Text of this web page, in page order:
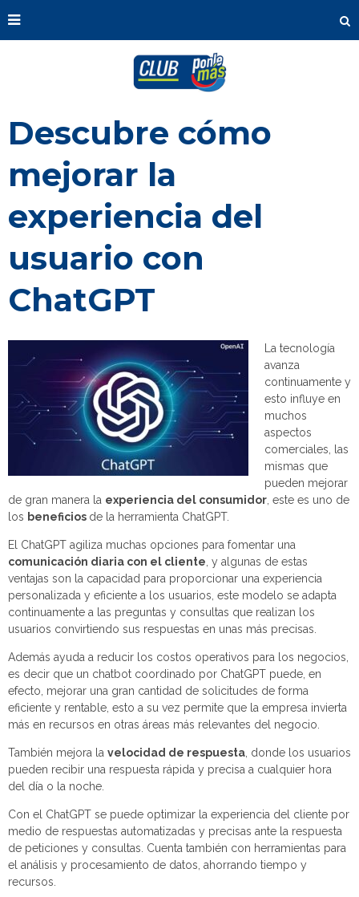
Descubre cómo
mejorar la
experiencia del
usuario con
ChatGPT
La tecnología
avanza
continuamente y
esto influye en
muchos
aspectos
comerciales, las
mismas que
pueden mejorar
de gran manera la experiencia del consumidor , este es uno de
los beneficios de la herramienta ChatGPT.
El ChatGPT agiliza muchas opciones para fomentar una
comunicación diaria con el cliente , y algunas de estas
ventajas son la capacidad para proporcionar una experiencia
personalizada y eficiente a los usuarios, este modelo se adapta
continuamente a las preguntas y consultas que realizan los
usuarios convirtiendo sus respuestas en unas más precisas.
Además ayuda a reducir los costos operativos para los negocios,
es decir que un chatbot coordinado por ChatGPT puede, en
efecto, mejorar una gran cantidad de solicitudes de forma
eficiente y rentable, esto a su vez permite que la empresa invierta
más en recursos en otras áreas más relevantes del negocio.
También mejora la velocidad de respuesta , donde los usuarios
pueden recibir una respuesta rápida y precisa a cualquier hora
del día o la noche.
Con el ChatGPT se puede optimizar la experiencia del cliente por
medio de respuestas automatizadas y precisas ante la respuesta
de peticiones y consultas. Cuenta también con herramientas para
el análisis y procesamiento de datos, ahorrando tiempo y
recursos.